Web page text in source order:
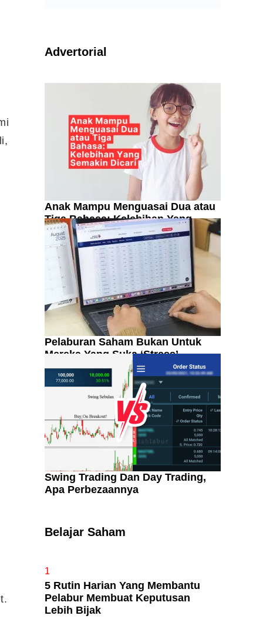
Advertorial
Anak Mampu Menguasai Dua atau
Tiga Bahasa: Kelebihan Yang
Semakin Dicari
Pelaburan Saham Bukan Untuk
Mereka Yang Suka ‘Stress’
Swing Trading Dan Day Trading,
Apa Perbezaannya
Belajar Saham
1
5 Rutin Harian Yang Membantu
Pelabur Membuat Keputusan
Lebih Bijak
Kenali Franchisee Disebalik
Yang Selalu Sifu Saham Sebut
Tu?